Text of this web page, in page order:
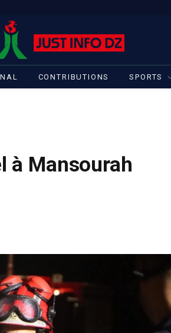
CONTRIBUTIONS SPORTS
à Mansourah